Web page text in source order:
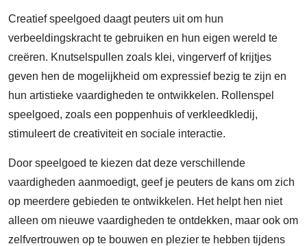
Creatief speelgoed daagt peuters uit om hun
verbeeldingskracht te gebruiken en hun eigen wereld te
creëren. Knutselspullen zoals klei, vingerverf of krijtjes
geven hen de mogelijkheid om expressief bezig te zijn en
hun artistieke vaardigheden te ontwikkelen. Rollenspel
speelgoed, zoals een poppenhuis of verkleedkledij,
stimuleert de creativiteit en sociale interactie.
Door speelgoed te kiezen dat deze verschillende
vaardigheden aanmoedigt, geef je peuters de kans om zich
op meerdere gebieden te ontwikkelen. Het helpt hen niet
alleen om nieuwe vaardigheden te ontdekken, maar ook om
zelfvertrouwen op te bouwen en plezier te hebben tijdens